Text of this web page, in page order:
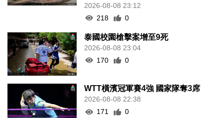
2026-08-08 23:12
218
0
泰國校園槍擊案增至9死
2026-08-08 23:04
170
0
WTT橫濱冠軍賽4強 國家隊奪3席
2026-08-08 22:38
171
0